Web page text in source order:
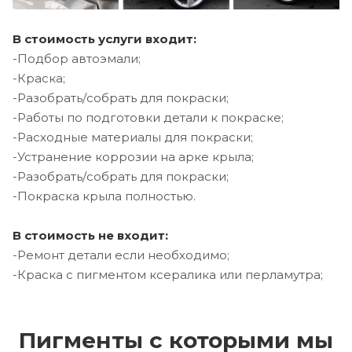
В стоимость услуги входит:
-Подбор автоэмали;
-Краска;
-Разобрать/собрать для покраски;
-Работы по подготовки детали к покраске;
-Расходные материалы для покраски;
-Устранение коррозии на арке крыла;
-Разобрать/собрать для покраски;
-Покраска крыла полностью.
В стоимость не входит:
-Ремонт детали если необходимо;
-Краска с пигментом ксералика или перламутра;
Пигменты с которыми мы